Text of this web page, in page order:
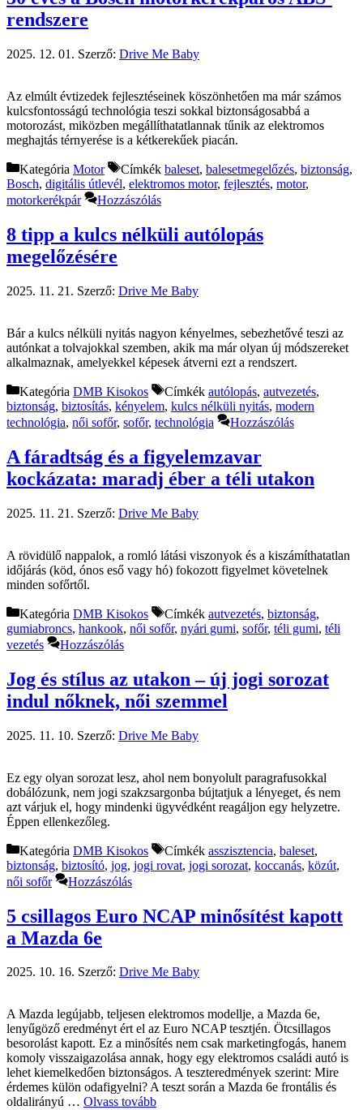
rendszere
2025. 12. 01. Szerző: Drive Me Baby
Az elmúlt évtizedek fejlesztéseinek köszönhetően ma már számos
kulcsfontosságú technológia teszi sokkal biztonságosabbá a
motorozást, miközben megállíthatatlannak tűnik az elektromos
meghajtás térnyerése is a kétkerekűek piacán.
Kategória Motor Címkék baleset, balesetmegelőzés, biztonság,
Bosch, digitális útlevél, elektromos motor, fejlesztés, motor,
motorkerékpár
Hozzászólás
8 tipp a kulcs nélküli autólopás
megelőzésére
2025. 11. 21. Szerző: Drive Me Baby
Bár a kulcs nélküli nyitás nagyon kényelmes, sebezhetővé teszi az
autónkat a tolvajokkal szemben, akik ma már olyan új módszereket
alkalmaznak, amelyekkel képesek átverni ezt a rendszert.
Kategória DMB Kisokos Címkék autólopás, autvezetés,
biztonság, biztosítás, kényelem, kulcs nélküli nyitás, modern
technológia, női sofőr, sofőr, technológia Hozzászólás
A fáradtság és a figyelemzavar
kockázata: maradj éber a téli utakon
2025. 11. 21. Szerző: Drive Me Baby
A rövidülő nappalok, a romló látási viszonyok és a kiszámíthatatlan
időjárás (köd, ónos eső vagy hó) fokozott figyelmet követelnek
minden sofőrtől.
Kategória DMB Kisokos Címkék autvezetés, biztonság,
gumiabroncs, hankook, női sofőr, nyári gumi, sofőr, téli gumi, téli
vezetés
Hozzászólás
Jog és stílus az utakon – új jogi sorozat
indul nőknek, női szemmel
2025. 11. 10. Szerző: Drive Me Baby
Ez egy olyan sorozat lesz, ahol nem bonyolult paragrafusokkal
dobálózunk, nem jogi szakzsargonba bújtatjuk a lényeget, és nem
azt várjuk el, hogy mindenki ügyvédként reagáljon egy helyzetre.
Éppen ellenkezőleg.
Kategória DMB Kisokos Címkék asszisztencia, baleset,
biztonság, biztosító, jog, jogi rovat, jogi sorozat, koccanás, közút,
női sofőr
Hozzászólás
5 csillagos Euro NCAP minősítést kapott
a Mazda 6e
2025. 10. 16. Szerző: Drive Me Baby
A Mazda legújabb, teljesen elektromos modellje, a Mazda 6e,
lenyűgöző eredményt ért el az Euro NCAP tesztjén. Ötcsillagos
besorolást kapott. Ez a minősítés nem csak marketingfogás, hanem
komoly visszaigazolása annak, hogy egy elektromos családi autó is
lehet kiemelkedően biztonságos. A teszteredmények szerint: Mire
érdemes külön odafigyelni? A teszt során a Mazda 6e frontális és
oldalirányú … Olvass tovább